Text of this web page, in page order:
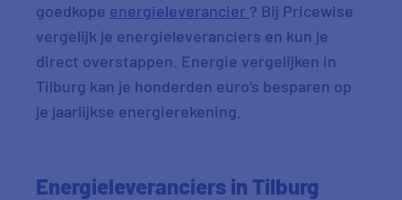
goedkope energieleverancier ? Bij Pricewise
vergelijk je energieleveranciers en kun je
direct overstappen. Energie vergelijken in
Tilburg kan je honderden euro’s besparen op
je jaarlijkse energierekening.
Energieleveranciers in Tilburg